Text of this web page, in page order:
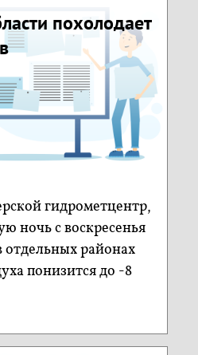
похолодает
гидрометцентр,
ночь с воскресенья
отдельных районах
понизится до -8